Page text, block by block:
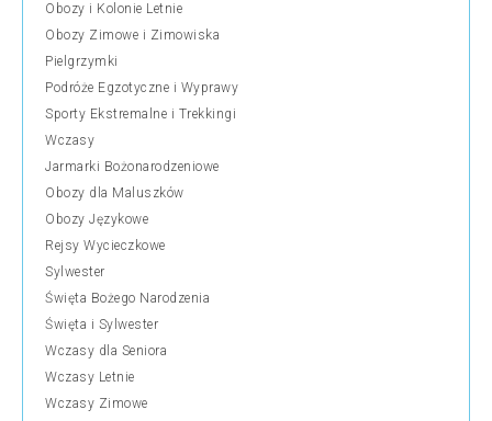
Obozy i Kolonie Letnie
Obozy Zimowe i Zimowiska
Pielgrzymki
Podróże Egzotyczne i Wyprawy
Sporty Ekstremalne i Trekkingi
Wczasy
Jarmarki Bożonarodzeniowe
Obozy dla Maluszków
Obozy Językowe
Rejsy Wycieczkowe
Sylwester
Święta Bożego Narodzenia
Święta i Sylwester
Wczasy dla Seniora
Wczasy Letnie
Wczasy Zimowe